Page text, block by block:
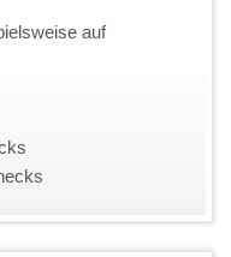
auf